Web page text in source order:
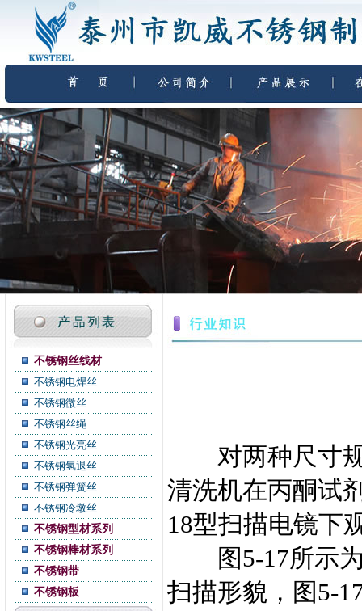
不锈钢丝线材
不锈钢电焊丝
不锈钢微丝
不锈钢丝绳
不锈钢光亮丝
不锈钢氢退丝
不锈钢弹簧丝
不锈钢冷墩丝
不锈钢型材系列
不锈钢棒材系列
不锈钢带
不锈钢板
对两种尺寸规
清洗机在丙酮试
18型扫描电镜下
图5-17所示为
扫描形貌，图5-